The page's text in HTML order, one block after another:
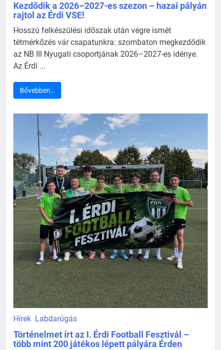
Kezdődik a 2026–2027-es szezon – hazai pályán
rajtol az Érdi VSE!
Hosszú felkészülési időszak után végre ismét
tétmérkőzés vár csapatunkra: szombaton megkezdődik
az NB III Nyugati csoportjának 2026–2027-es idénye.
Az Érdi ...
Bővebben…
Hírek Labdarúgás
Történelmet írt az I. Érdi Football Fesztivál –
több mint 200 játékos lépett pályára Érden